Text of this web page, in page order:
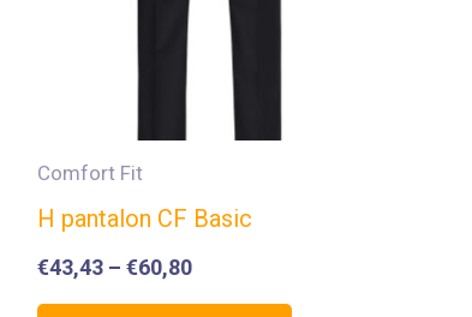
Comfort Fit
H pantalon CF Basic
€43,43 – €60,80